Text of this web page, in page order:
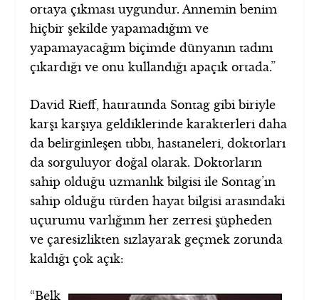
ortaya çıkması uygundur. Annemin benim
hiçbir şekilde yapamadığım ve
yapamayacağım biçimde dünyanın tadını
çıkardığı ve onu kullandığı apaçık ortada.”
David Rieff, hatıratında Sontag gibi biriyle
karşı karşıya geldiklerinde karakterleri daha
da belirginleşen tıbbı, hastaneleri, doktorları
da sorguluyor doğal olarak. Doktorların
sahip olduğu uzmanlık bilgisi ile Sontag’ın
sahip olduğu türden hayat bilgisi arasındaki
uçurumu varlığının her zerresi şüpheden
ve çaresizlikten sızlayarak geçmek zorunda
kaldığı çok açık:
“Belk